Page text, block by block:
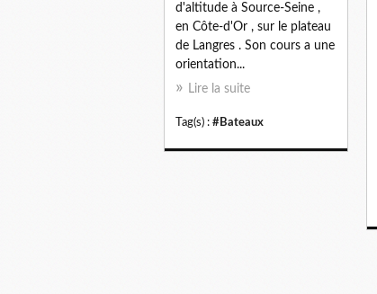
d'altitude à Source-Seine ,
en Côte-d'Or , sur le plateau
de Langres . Son cours a une
orientation...
Lire la suite
Tag(s) : #Bateaux